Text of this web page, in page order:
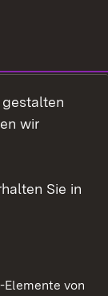
wir
Sie in
von